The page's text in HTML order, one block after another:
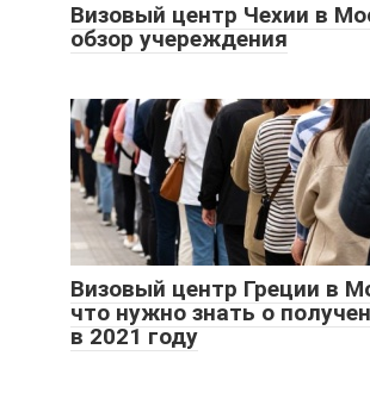
Визовый центр Чехии в
обзор учереждения
Визовый центр Греции в
что нужно знать о
в 2021 году